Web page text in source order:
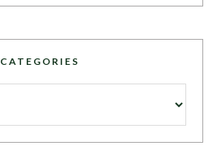
CATEGORIES